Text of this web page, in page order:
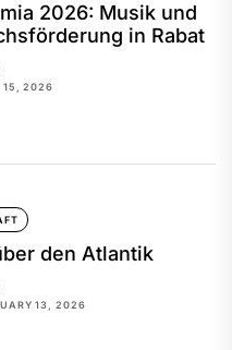
2026: Musik und
in Rabat
15, 2026
den Atlantik
13, 2026